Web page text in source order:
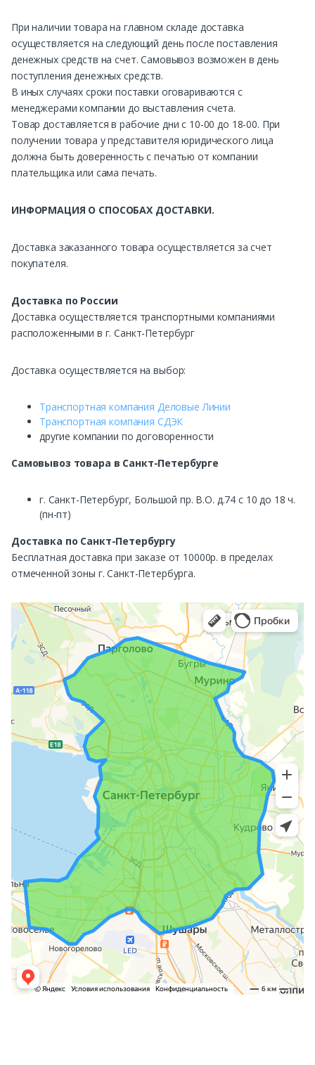
При наличии товара на главном складе доставка
осуществляется на следующий день после поставления
денежных средств на счет. Самовывоз возможен в день
поступления денежных средств.
В иных случаях сроки поставки оговариваются с
менеджерами компании до выставления счета.
Товар доставляется в рабочие дни с 10-00 до 18-00. При
получении товара у представителя юридического лица
должна быть доверенность с печатью от компании
плательщика или сама печать.
ИНФОРМАЦИЯ О СПОСОБАХ ДОСТАВКИ.
Доставка заказанного товара осуществляется за счет
покупателя.
Доставка по России
Доставка осуществляется транспортными компаниями
расположенными в г. Санкт-Петербург
Доставка осуществляется на выбор:
Транспортная компания Деловые Линии
Транспортная компания СДЭК
другие компании по договоренности
Самовывоз товара в Санкт-Петербурге
г. Санкт-Петербург, Большой пр. В.О. д.74 с 10 до 18 ч.
(пн-пт)
Доставка по Санкт-Петербургу
Бесплатная доставка при заказе от 10000р. в пределах
отмеченной зоны г. Санкт-Петербурга.